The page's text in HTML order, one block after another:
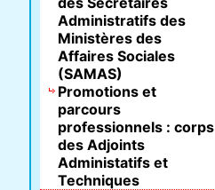
Administratifs des
Ministères des
Affaires Sociales
(SAMAS)
Promotions et
parcours
professionnels : corps
des Adjoints
Administatifs et
Techniques